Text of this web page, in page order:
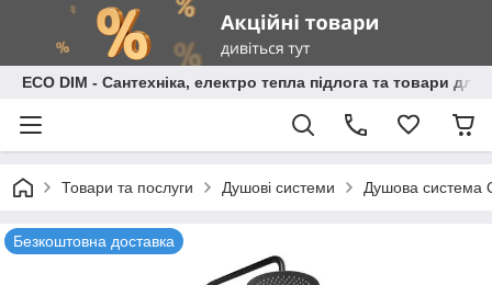
ECO DIM - Сантехніка, електро тепла підлога та товари для
Товари та послуги Душові системи Душова система
Безкоштовна доставка